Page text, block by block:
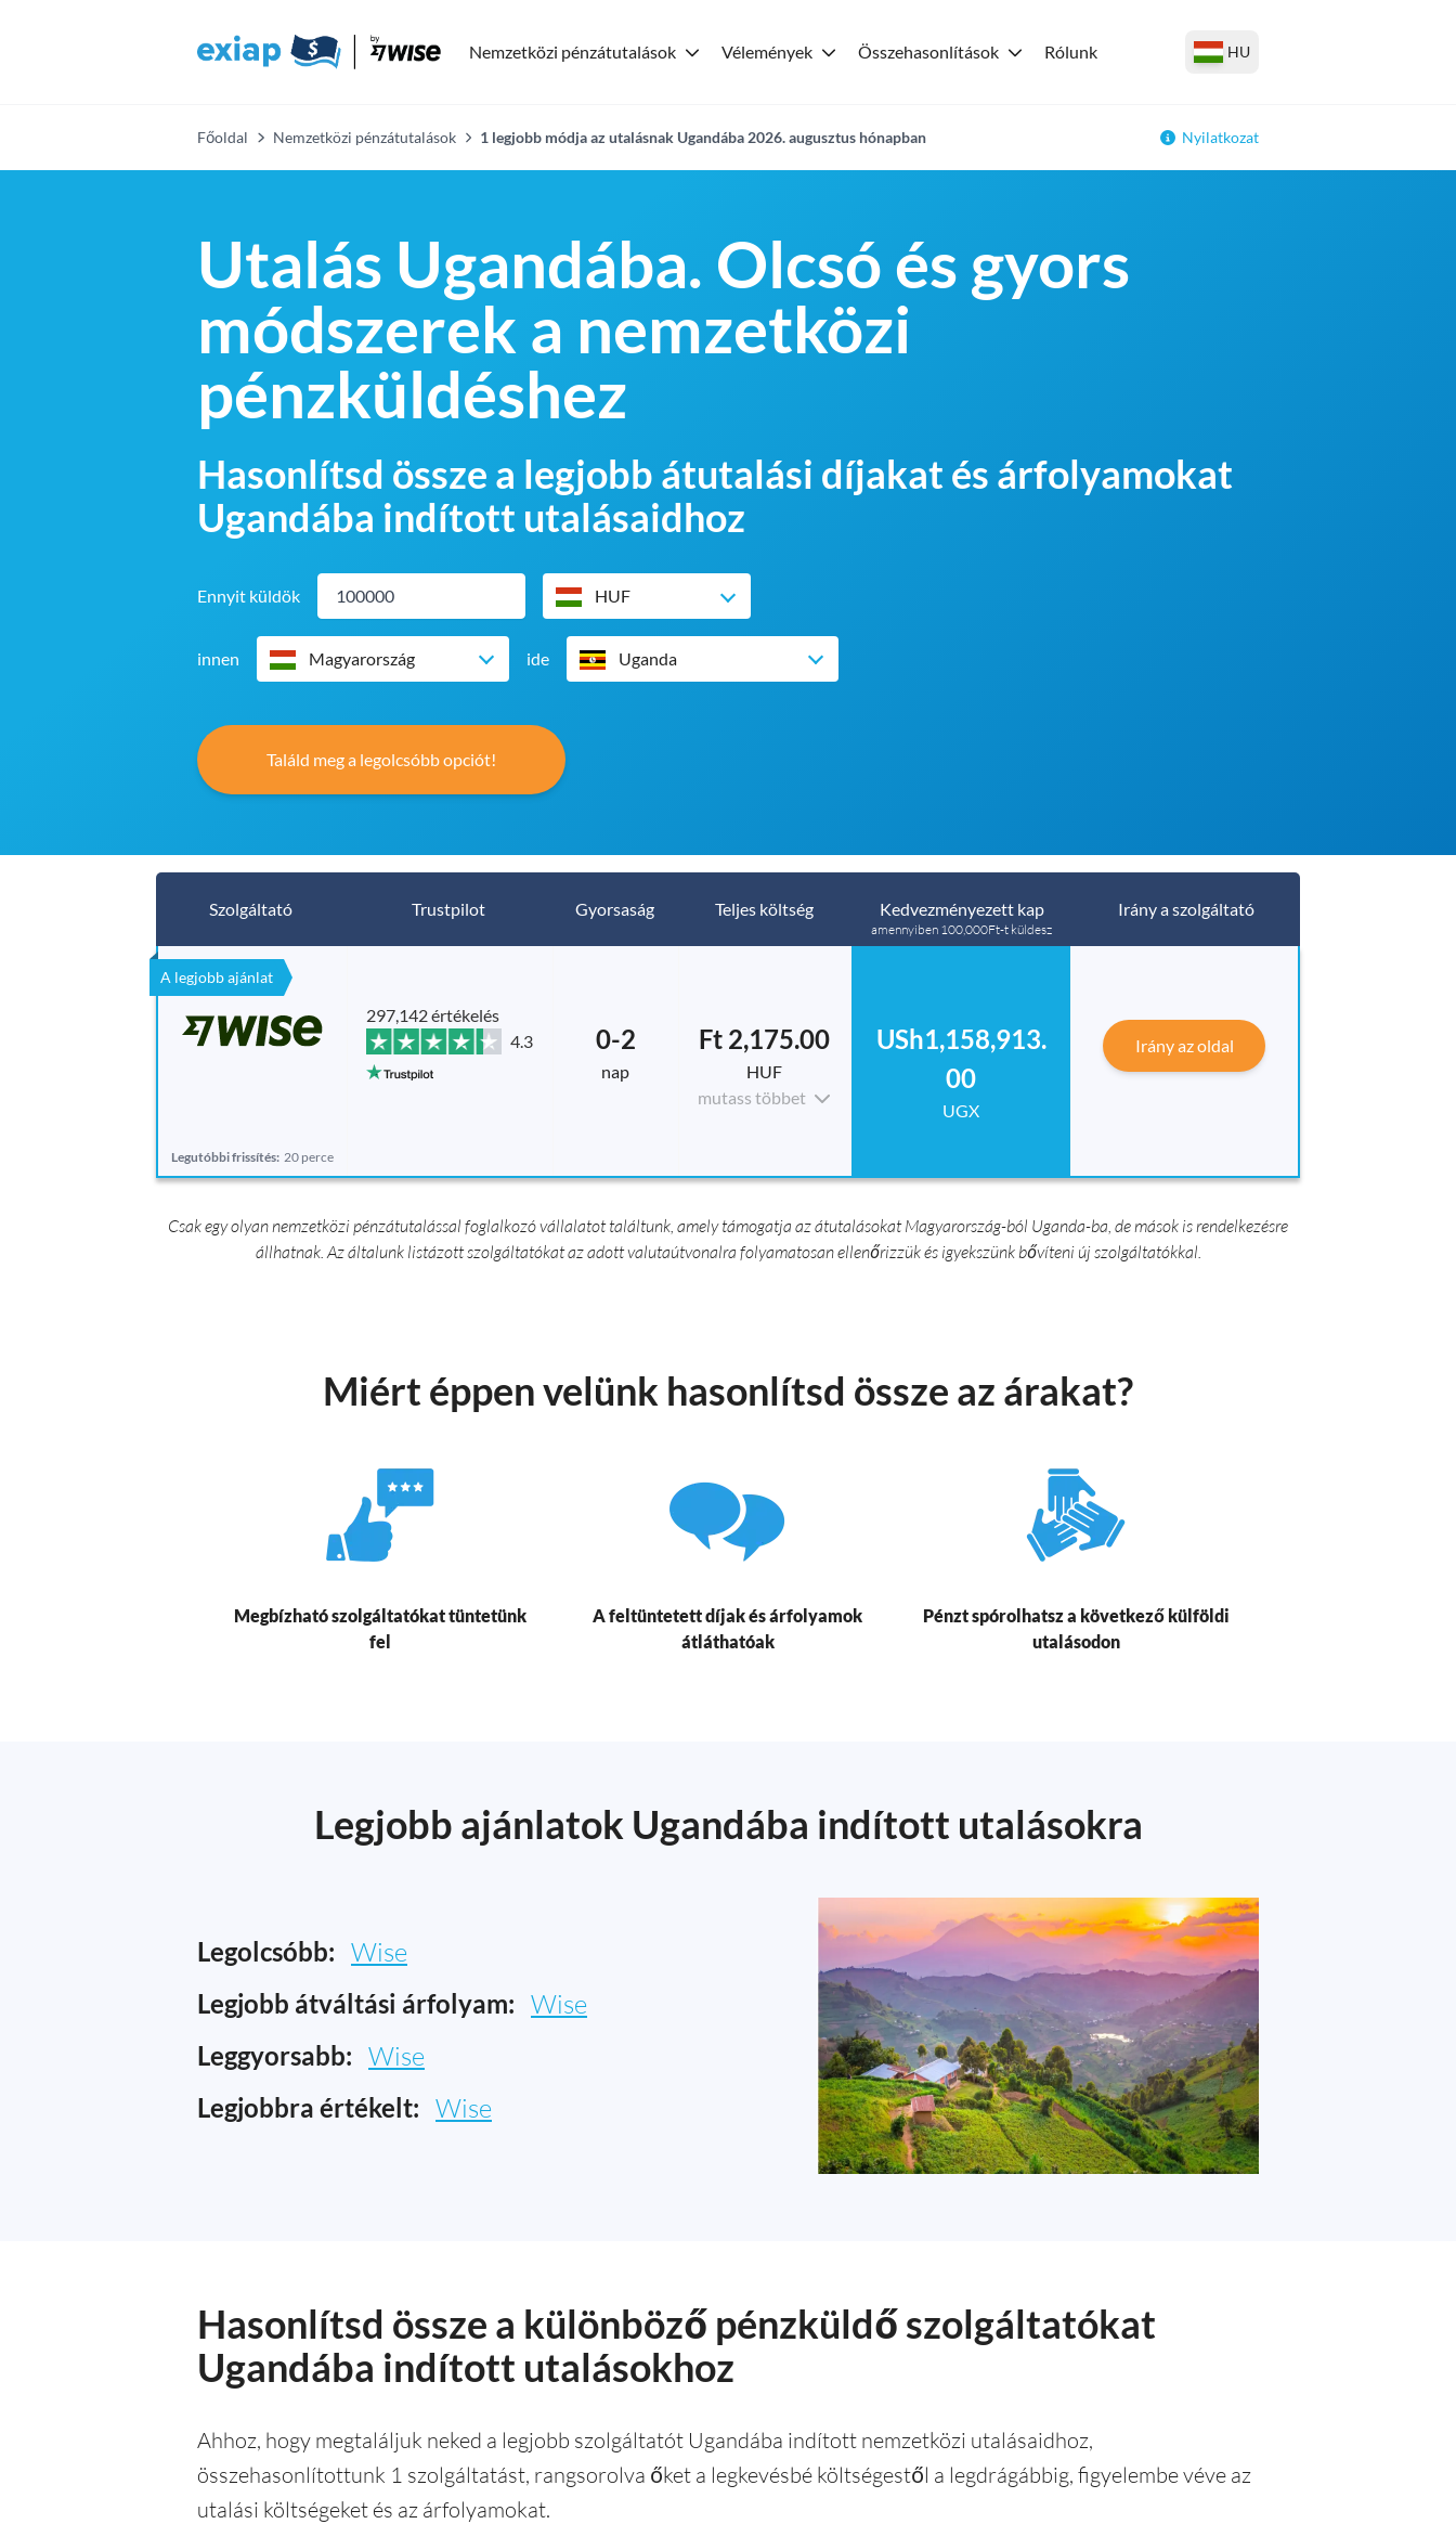
Nemzetközi pénzátutalások Vélemények Összehasonlítások Rólunk HU
Főoldal Nemzetközi pénzátutalások 1 legjobb módja az utalásnak Ugandába 2026. augusztus hónapban Nyilatkozat
Utalás Ugandába. Olcsó és gyors
módszerek a nemzetközi
pénzküldéshez
Hasonlítsd össze a legjobb átutalási díjakat és árfolyamokat
Ugandába indított utalásaidhoz
Ennyit küldök HUF
innen Magyarország ide Uganda
Találd meg a legolcsóbb opciót!
Szolgáltató Trustpilot Gyorsaság Teljes költség Kedvezményezett kap
amennyiben 100,000Ft-t küldesz
Irány a szolgáltató
A legjobb ajánlat
Legutóbbi frissítés: 20 perce
297,142 értékelés
4.3
0-2
nap
Ft 2,175.00
HUF
mutass többet
USh1,158,913.
00
UGX
Irány az oldal
Csak egy olyan nemzetközi pénzátutalással foglalkozó vállalatot találtunk, amely támogatja az átutalásokat Magyarország-ból Uganda-ba, de mások is rendelkezésre
állhatnak. Az általunk listázott szolgáltatókat az adott valutaútvonalra folyamatosan ellenőrizzük és igyekszünk bővíteni új szolgáltatókkal.
Miért éppen velünk hasonlítsd össze az árakat?
Megbízható szolgáltatókat tüntetünk
fel
A feltüntetett díjak és árfolyamok
átláthatóak
Pénzt spórolhatsz a következő külföldi
utalásodon
Legjobb ajánlatok Ugandába indított utalásokra
Legolcsóbb: Wise
Legjobb átváltási árfolyam: Wise
Leggyorsabb: Wise
Legjobbra értékelt: Wise
Hasonlítsd össze a különböző pénzküldő szolgáltatókat
Ugandába indított utalásokhoz
Ahhoz, hogy megtaláljuk neked a legjobb szolgáltatót Ugandába indított nemzetközi utalásaidhoz,
összehasonlítottunk 1 szolgáltatást, rangsorolva őket a legkevésbé költségestől a legdrágábbig, figyelembe véve az
utalási költségeket és az árfolyamokat.